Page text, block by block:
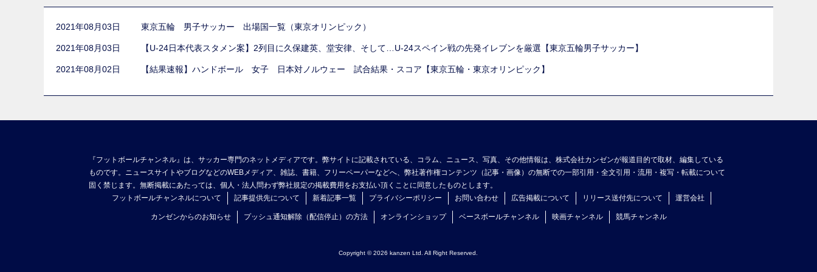
2021年08月03日 東京五輪 男子サッカー 出場国一覧（東京オリンピック）
2021年08月03日 【U-24日本代表スタメン案】2列目に久保建英、堂安律、そして…U-24スペイン戦の先発イレブンを厳選【東京五輪男子サッカー】
2021年08月02日 【結果速報】ハンドボール 女子 日本対ノルウェー 試合結果・スコア【東京五輪・東京オリンピック】
『フットボールチャンネル』は、サッカー専門のネットメディアです。弊サイトに記載されている、コラム、ニュース、写真、その他情報は、株式会社カンゼンが報道目的で取材、編集している
ものです。ニュースサイトやブログなどのWEBメディア、雑誌、書籍、フリーペーパーなどへ、弊社著作権コンテンツ（記事・画像）の無断での一部引用・全文引用・流用・複写・転載について
固く禁じます。無断掲載にあたっては、個人・法人問わず弊社規定の掲載費用をお支払い頂くことに同意したものとします。
フットボールチャンネルについて
記事提供先について 新着記事一覧 プライバシーポリシー お問い合わせ 広告掲載について リリース送付先について 運営会社
カンゼンからのお知らせ プッシュ通知解除（配信停止）の方法 オンラインショップ ベースボールチャンネル 映画チャンネル 競馬チャンネル
Copyright © 2026 kanzen Ltd. All Right Reserved.